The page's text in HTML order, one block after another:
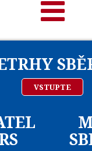
VSTUPTE